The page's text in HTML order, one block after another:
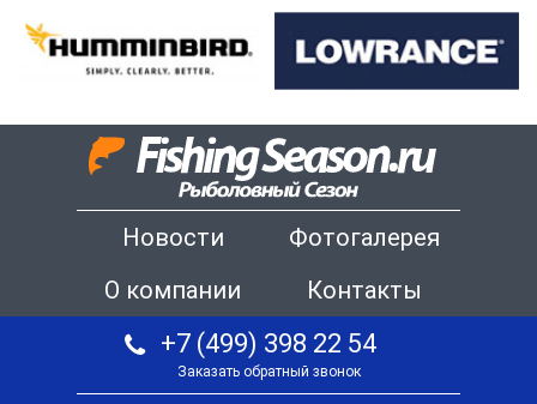
Новости
Фотогалерея
О компании
Контакты
+7 (499) 398 22 54
Заказать обратный звонок